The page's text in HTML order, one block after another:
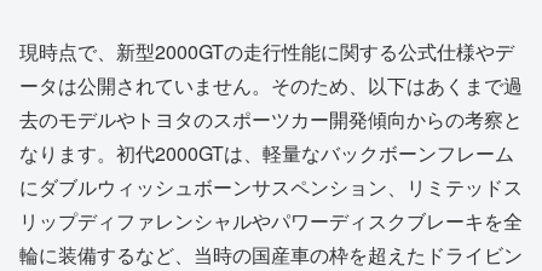
現時点で、新型2000GTの走行性能に関する公式仕様やデ
ータは公開されていません。そのため、以下はあくまで過
去のモデルやトヨタのスポーツカー開発傾向からの考察と
なります。初代2000GTは、軽量なバックボーンフレーム
にダブルウィッシュボーンサスペンション、リミテッドス
リップディファレンシャルやパワーディスクブレーキを全
輪に装備するなど、当時の国産車の枠を超えたドライビン